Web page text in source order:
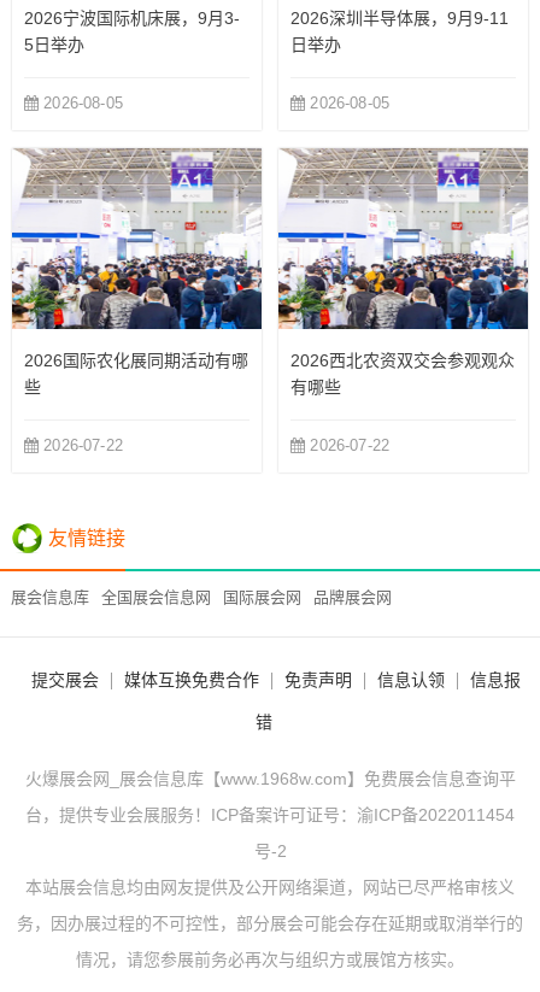
2026宁波国际机床展，9月3-
5日举办
2026-08-05
2026深圳半导体展，9月9-11
日举办
2026-08-05
2026国际农化展同期活动有哪
些
2026-07-22
2026西北农资双交会参观观众
有哪些
2026-07-22
友情链接
展会信息库 全国展会信息网 国际展会网 品牌展会网
提交展会 媒体互换免费合作 免责声明 信息认领 信息报
错
火爆展会网_展会信息库【www.1968w.com】免费展会信息查询平
台，提供专业会展服务！ICP备案许可证号： 渝ICP备2022011454
号-2
本站展会信息均由网友提供及公开网络渠道，网站已尽严格审核义
务，因办展过程的不可控性，部分展会可能会存在延期或取消举行的
情况，请您参展前务必再次与组织方或展馆方核实。